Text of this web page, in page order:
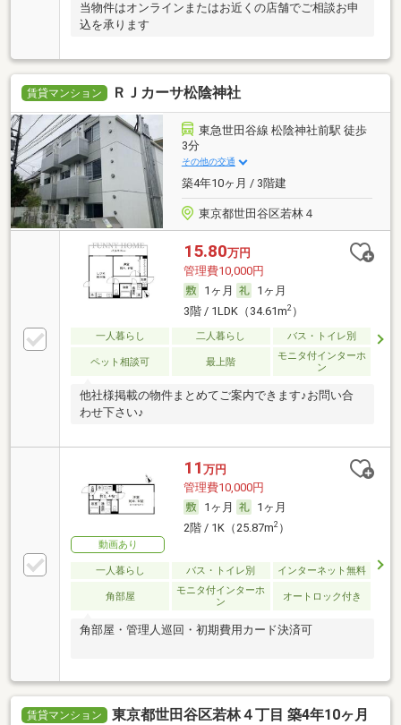
当物件はオンラインまたはお近くの店舗でご相談お申
込を承ります
賃貸マンション ＲＪカーサ松陰神社
東急世田谷線 松陰神社前駅 徒歩
3分
その他の交通
築4年10ヶ月 / 3階建
東京都世田谷区若林４
15.80万円
管理費10,000円
1ヶ月
1ヶ月
3階 / 1LDK（34.61m2）
一人暮らし 二人暮らし バス・トイレ別
ペット相談可 最上階
モニタ付インターホ
ン
他社様掲載の物件まとめてご案内できます♪お問い合
わせ下さい♪
動画あり
11 万円
管理費10,000円
1ヶ月
1ヶ月
2階 / 1K（25.87m2）
一人暮らし バス・トイレ別 インターネット無料
角部屋
モニタ付インターホ
ン
オートロック付き
角部屋・管理人巡回・初期費用カード決済可
賃貸マンション
東京都世田谷区若林４丁目 築4年10ヶ月